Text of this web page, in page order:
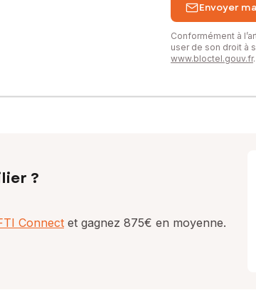
ou convertis en logements, bureaux,
Envoyer
Conformément à
user de son droit à
www.bloctel.gouv.fr.
?
Connect et gagnez 875€ en moyenne.